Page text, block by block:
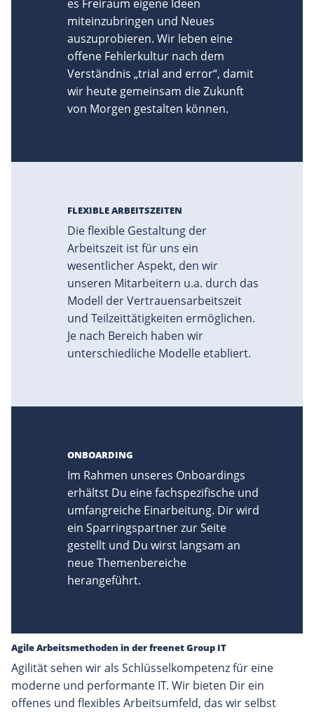
es Freiraum eigene Ideen
miteinzubringen und Neues
auszuprobieren. Wir leben eine
offene Fehlerkultur nach dem
Verständnis „trial and error“, damit
wir heute gemeinsam die Zukunft
von Morgen gestalten können.
FLEXIBLE ARBEITSZEITEN
Die flexible Gestaltung der
Arbeitszeit ist für uns ein
wesentlicher Aspekt, den wir
unseren Mitarbeitern u.a. durch das
Modell der Vertrauensarbeitszeit
und Teilzeittätigkeiten ermöglichen.
Je nach Bereich haben wir
unterschiedliche Modelle etabliert.
ONBOARDING
Im Rahmen unseres Onboardings
erhältst Du eine fachspezifische und
umfangreiche Einarbeitung. Dir wird
ein Sparringspartner zur Seite
gestellt und Du wirst langsam an
neue Themenbereiche
herangeführt.
Agile Arbeitsmethoden in der freenet Group IT
Agilität sehen wir als Schlüsselkompetenz für eine
moderne und performante IT. Wir bieten Dir ein
offenes und flexibles Arbeitsumfeld, das wir selbst